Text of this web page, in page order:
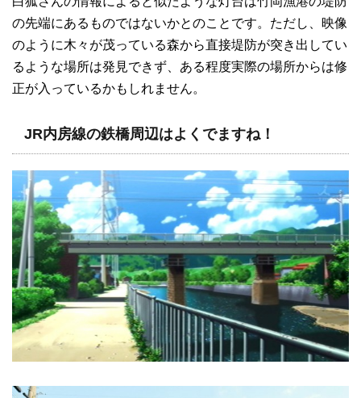
の先端にあるものではないかとのことです。ただし、映像
のように木々が茂っている森から直接堤防が突き出してい
るような場所は発見できず、ある程度実際の場所からは修
正が入っているかもしれません。
JR内房線の鉄橋周辺はよくでますね！